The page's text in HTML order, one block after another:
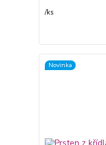
/ks
Novinka